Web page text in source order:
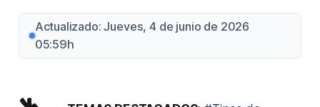
Actualizado: Jueves, 4 de junio de 2026
05:59h